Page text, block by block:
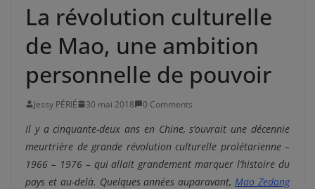
La révolution culturelle
de Mao, une ambition
personnelle de pouvoir
Jessy PÉRIÉ 30 mai 2018 0 Comments
Il y a cinquante-deux ans en Chine, s’ouvrait une décennie
meurtrière de grande révolution culturelle prolétarienne –
1966 – 1976 – qui allait grandement marquer l’histoire du
pays et au-delà. Quelques années auparavant,Mao Zedong